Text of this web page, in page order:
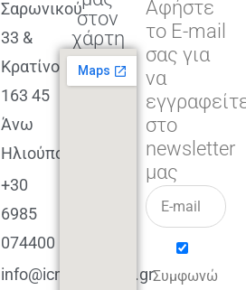
Σαρωνικού
33 &
Κρατίνου
163 45
Άνω
Ηλιούπολη
+30
6985
074400
info@icmacademy.gr
στον
χάρτη
Αφήστε
το E-mail
σας για
να
στο
newsletter
μας
Συμφωνώ